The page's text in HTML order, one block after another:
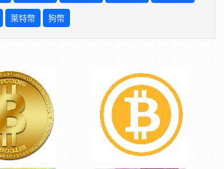
萊特幣 狗幣